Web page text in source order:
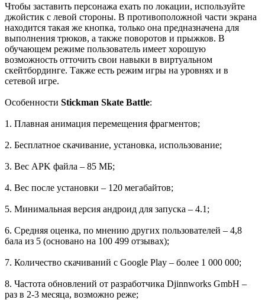
Чтобы заставить персонажа ехать по локации, используйте
джойстик с левой стороны. В противоположной части экрана
находится такая же кнопка, только она предназначена для
выполнения трюков, а также поворотов и прыжков. В
обучающем режиме пользователь имеет хорошую
возможность отточить свои навыки в виртуальном
скейтбординге. Также есть режим игры на уровнях и в
сетевой игре.
Особенности Stickman Skate Battle:
1. Плавная анимация перемещения фрагментов;
2. Бесплатное скачивание, установка, использование;
3. Вес APK файла – 85 МБ;
4. Вес после установки – 120 мегабайтов;
5. Минимальная версия андроид для запуска – 4.1;
6. Средняя оценка, по мнению других пользователей – 4,8
бала из 5 (основано на 100 499 отзывах);
7. Количество скачиваний с Google Play – более 1 000 000;
8. Частота обновлений от разработчика Djinnworks GmbH –
раз в 2-3 месяца, возможно реже;